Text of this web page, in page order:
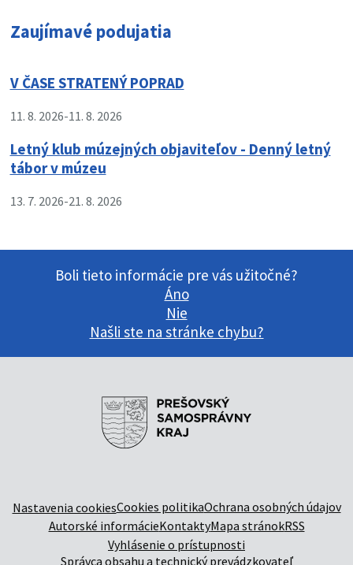
Zaujímavé podujatia
V ČASE STRATENÝ POPRAD
11. 8. 2026-11. 8. 2026
Letný klub múzejných objaviteľov - Denný letný
tábor v múzeu
13. 7. 2026-21. 8. 2026
Boli tieto informácie pre vás užitočné?
Áno
Nie
Našli ste na stránke chybu?
Nastavenia cookiesCookies politikaOchrana osobných údajov
Autorské informácieKontaktyMapa stránokRSS
Vyhlásenie o prístupnosti
Správca obsahu a technický prevádzkovateľ